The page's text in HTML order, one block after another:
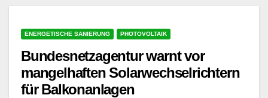
ENERGETISCHE SANIERUNG PHOTOVOLTAIK
Bundesnetzagentur warnt vor
mangelhaften Solarwechselrichtern
für Balkonanlagen